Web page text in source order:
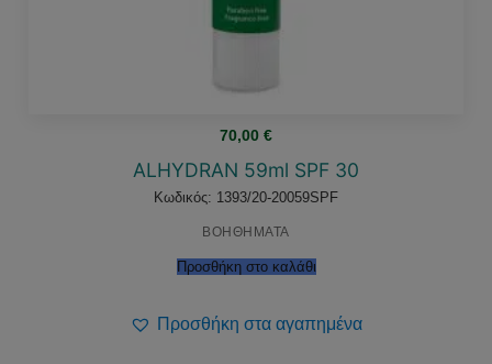
70,00 €
ALHYDRAN 59ml SPF 30
Κωδικός: 1393/20-20059SPF
ΒΟΗΘΗΜΑΤΑ
Προσθήκη στο καλάθι
Προσθήκη στα αγαπημένα